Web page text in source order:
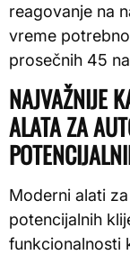
reagovanje na
vreme
prosečnih 45
NAJVAŽNIJE
ALATA ZA
Moderni alati
potencijalnih
funkcionalnosti